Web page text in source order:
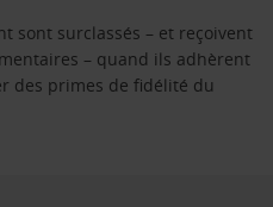
sont surclassés – et reçoivent
– quand ils adhèrent
des primes de fidélité du